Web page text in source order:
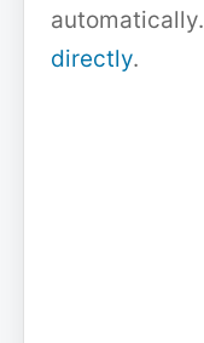
directly.